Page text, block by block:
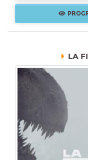
LA